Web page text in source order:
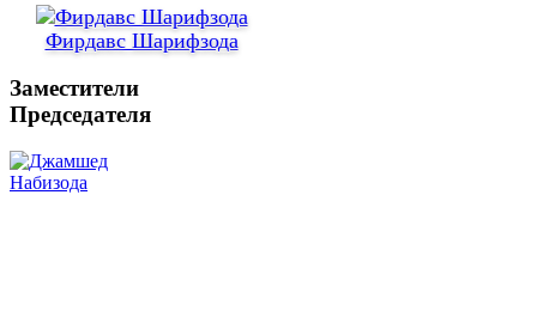
Фирдавс Шарифзода
Заместители
Председателя